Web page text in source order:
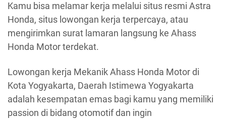
Kamu bisa melamar kerja melalui situs resmi Astra
Honda, situs lowongan kerja terpercaya, atau
mengirimkan surat lamaran langsung ke Ahass
Honda Motor terdekat.
Lowongan kerja Mekanik Ahass Honda Motor di
Kota Yogyakarta, Daerah Istimewa Yogyakarta
adalah kesempatan emas bagi kamu yang memiliki
passion di bidang otomotif dan ingin